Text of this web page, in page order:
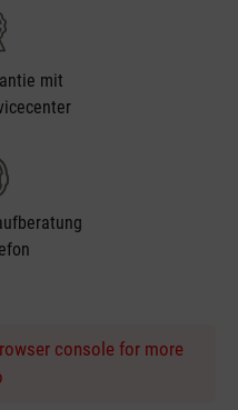
mit
console for more